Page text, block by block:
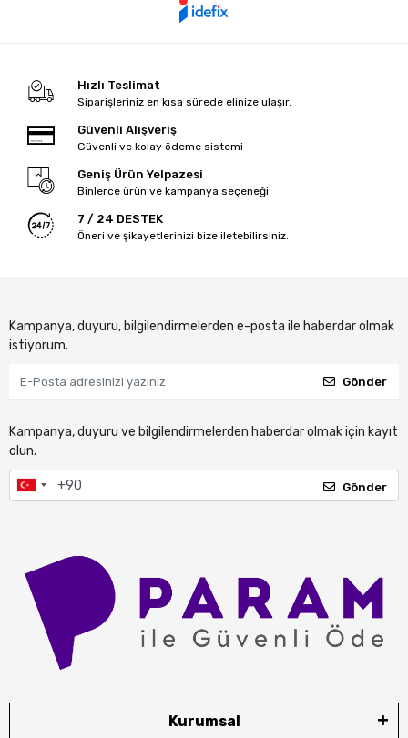
Hızlı Teslimat
Siparişleriniz en kısa sürede elinize ulaşır.
Güvenli Alışveriş
Güvenli ve kolay ödeme sistemi
Geniş Ürün Yelpazesi
Binlerce ürün ve kampanya seçeneği
7 / 24 DESTEK
Öneri ve şikayetlerinizi bize iletebilirsiniz.
Kampanya, duyuru, bilgilendirmelerden e-posta ile haberdar olmak
istiyorum.
Gönder
Kampanya, duyuru ve bilgilendirmelerden haberdar olmak için kayıt
olun.
Gönder
Kurumsal